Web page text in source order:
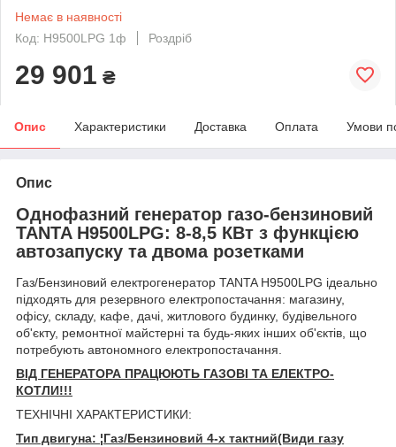
Немає в наявності
Код: H9500LPG 1ф
Роздріб
29 901 ₴
Опис Характеристики Доставка Оплата Умови
Опис
Однофазний генератор газо-бензиновий
TANTA H9500LPG: 8-8,5 КВт з функцією
автозапуску та двома розетками
Газ/Бензиновий електрогенератор TANTA H9500LPG ідеально
підходять для резервного електропостачання: магазину,
офісу, складу, кафе, дачі, житлового будинку, будівельного
об'єкту, ремонтної майстерні та будь-яких інших об'єктів, що
потребують автономного електропостачання.
ВІД ГЕНЕРАТОРА ПРАЦЮЮТЬ ГАЗОВІ ТА ЕЛЕКТРО-
КОТЛИ!!!
ТЕХНІЧНІ ХАРАКТЕРИСТИКИ:
Тип двигуна: ¦Газ/Бензиновий 4-х тактний(Види газу